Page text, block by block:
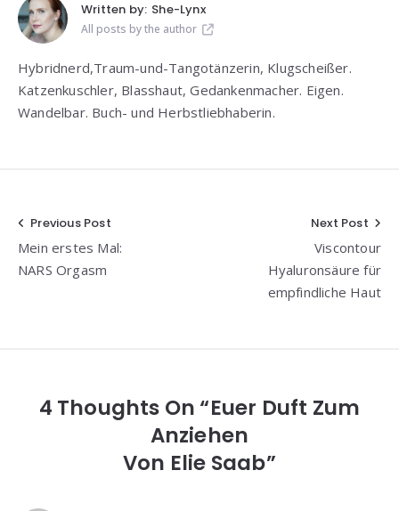
Written by: She-Lynx
All posts by the author
Hybridnerd,Traum-und-Tangotänzerin, Klugscheißer.
Katzenkuschler, Blasshaut, Gedankenmacher. Eigen.
Wandelbar. Buch- und Herbstliebhaberin.
Beitragsnavigation
Previous Post
Mein erstes Mal:
NARS Orgasm
Next Post
Viscontour
Hyaluronsäure für
empfindliche Haut
4 Thoughts On “Euer Duft Zum
Anziehen
Von Elie Saab”